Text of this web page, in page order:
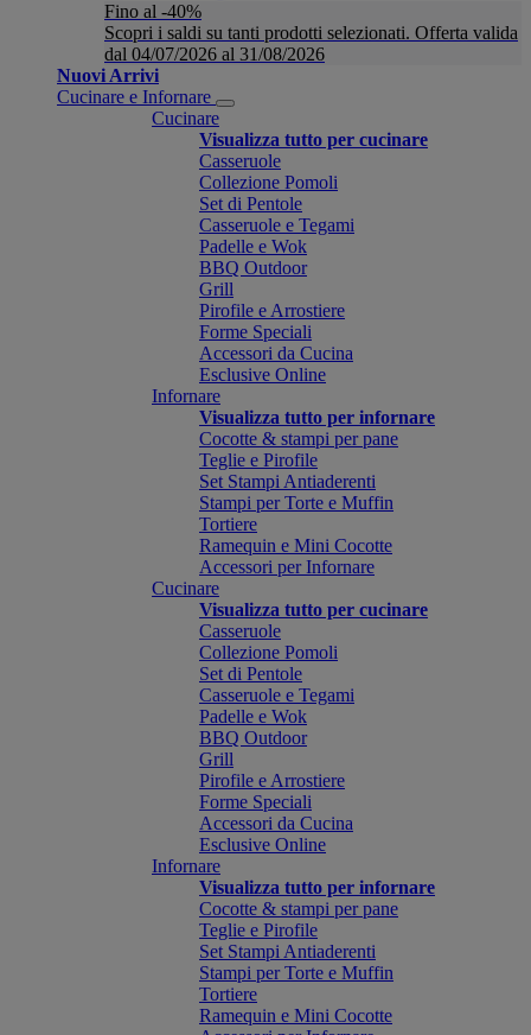
Fino al -40%
Scopri i saldi su tanti prodotti selezionati. Offerta valida
dal 04/07/2026 al 31/08/2026
Nuovi Arrivi
Cucinare e Infornare
Cucinare
Visualizza tutto per cucinare
Casseruole
Collezione Pomoli
Set di Pentole
Casseruole e Tegami
Padelle e Wok
BBQ Outdoor
Grill
Pirofile e Arrostiere
Forme Speciali
Accessori da Cucina
Esclusive Online
Infornare
Visualizza tutto per infornare
Cocotte & stampi per pane
Teglie e Pirofile
Set Stampi Antiaderenti
Stampi per Torte e Muffin
Tortiere
Ramequin e Mini Cocotte
Accessori per Infornare
Cucinare
Visualizza tutto per cucinare
Casseruole
Collezione Pomoli
Set di Pentole
Casseruole e Tegami
Padelle e Wok
BBQ Outdoor
Grill
Pirofile e Arrostiere
Forme Speciali
Accessori da Cucina
Esclusive Online
Infornare
Visualizza tutto per infornare
Cocotte & stampi per pane
Teglie e Pirofile
Set Stampi Antiaderenti
Stampi per Torte e Muffin
Tortiere
Ramequin e Mini Cocotte